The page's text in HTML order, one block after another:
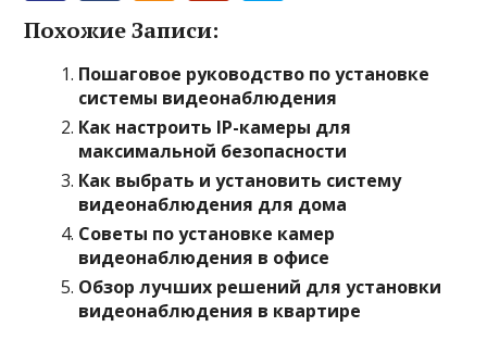
Похожие Записи:
Пошаговое руководство по установке
системы видеонаблюдения
Как настроить IP-камеры для
максимальной безопасности
Как выбрать и установить систему
видеонаблюдения для дома
Советы по установке камер
видеонаблюдения в офисе
Обзор лучших решений для установки
видеонаблюдения в квартире